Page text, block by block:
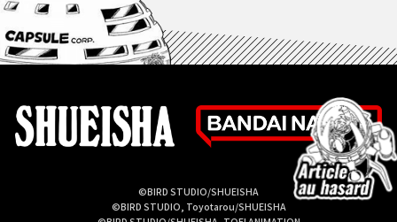
©BIRD STUDIO/SHUEISHA
©BIRD STUDIO, Toyotarou/SHUEISHA